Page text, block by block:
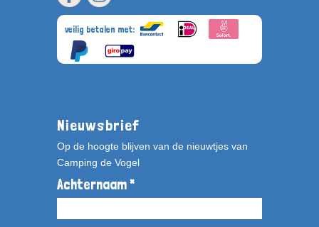
veilig betalen met:
Nieuwsbrief
Op de hoogte blijven van de nieuwtjes van
Camping de Vogel
Achternaam *